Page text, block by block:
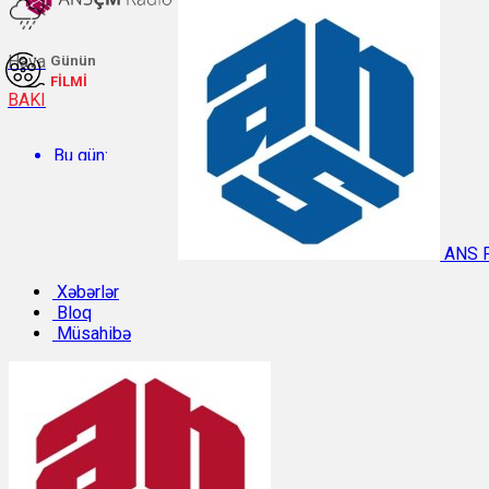
Hava
BAKI
Bu gün:
Temperatur: 31.7°C. Rütubət: 44%.
Sabah:
Günün
FİLMİ
ANS
Xəbərlər
Bloq
Müsahibə